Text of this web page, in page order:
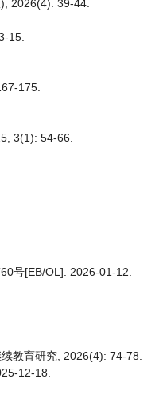
2026(4): 39-44.
15.
175.
3(1): 54-66.
号[EB/OL]. 2026-01-12.
教育研究, 2026(4): 74-78.
12-18.